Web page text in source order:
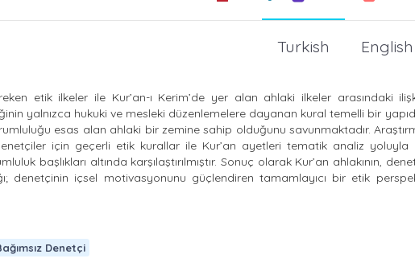
English
Turkish
etik ilkeler ile Kur’an-ı Kerim’de yer alan ahlaki ilkeler arasındaki
yalnızca hukuki ve mesleki düzenlemelere dayanan kural temelli bir
esas alan ahlaki bir zemine sahip olduğunu savunmaktadır.
için geçerli etik kurallar ile Kur’an ayetleri tematik analiz yoluyla
başlıkları altında karşılaştırılmıştır. Sonuç olarak Kur’an ahlakının,
denetçinin içsel motivasyonunu güçlendiren tamamlayıcı bir etik
Denetçi